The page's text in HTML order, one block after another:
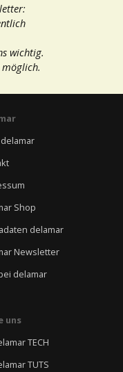
wichtig.
Shop
delamar
Newsletter
delamar
uns
TECH
TUTS